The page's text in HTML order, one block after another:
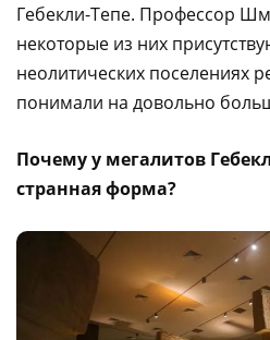
Гебекли-Тепе. Профессор
некоторые из них
неолитических поселениях
понимали на довольно
Почему у мегалитов
странная форма?